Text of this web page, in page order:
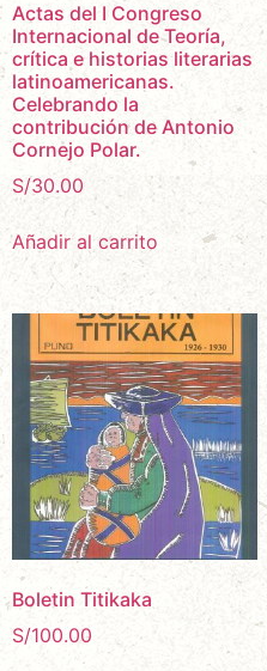
Actas del I Congreso
Internacional de Teoría,
crítica e historias literarias
latinoamericanas.
Celebrando la
contribución de Antonio
Cornejo Polar.
S/30.00
Añadir al carrito
Boletin Titikaka
S/100.00